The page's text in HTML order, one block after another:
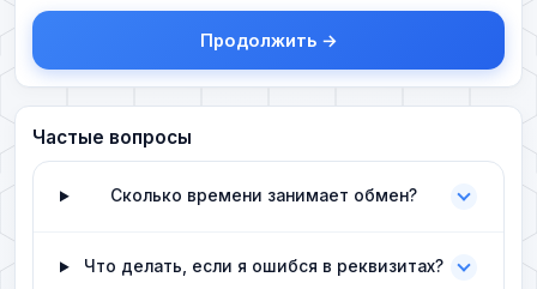
Продолжить →
Частые вопросы
Сколько времени занимает обмен?
Что делать, если я ошибся в реквизитах?